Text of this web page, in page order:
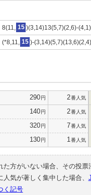
8(11, 15 )(3,14)13(5,7)(2,6)-
(*8,11, 15 )-
290円 2番人気
140円 2番人気
320円 7番人気
130円 1 番人気
た方がいない場合、その投
気が著しく集中した場合、
く記号